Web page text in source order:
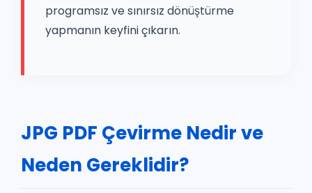
programsız ve sınırsız dönüştürme
yapmanın keyfini çıkarın.
JPG PDF Çevirme Nedir ve
Neden Gereklidir?